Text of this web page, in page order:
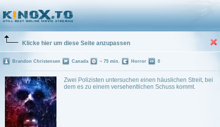
Klicke hier um diese Seite anzupassen
Zwei Polizisten untersuchen einen häuslichen Streit, bei
dem es zu einem versehentlichen Schuss kommt.
Brandon Christensen Canada ~ 75 min. Horror 0